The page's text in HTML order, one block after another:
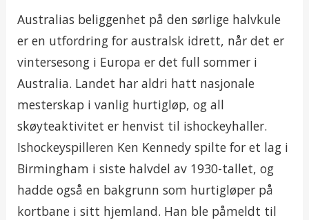
Australias beliggenhet på den sørlige halvkule
er en utfordring for australsk idrett, når det er
vintersesong i Europa er det full sommer i
Australia. Landet har aldri hatt nasjonale
mesterskap i vanlig hurtigløp, og all
skøyteaktivitet er henvist til ishockeyhaller.
Ishockeyspilleren Ken Kennedy spilte for et lag i
Birmingham i siste halvdel av 1930-tallet, og
hadde også en bakgrunn som hurtigløper på
kortbane i sitt hjemland. Han ble påmeldt til